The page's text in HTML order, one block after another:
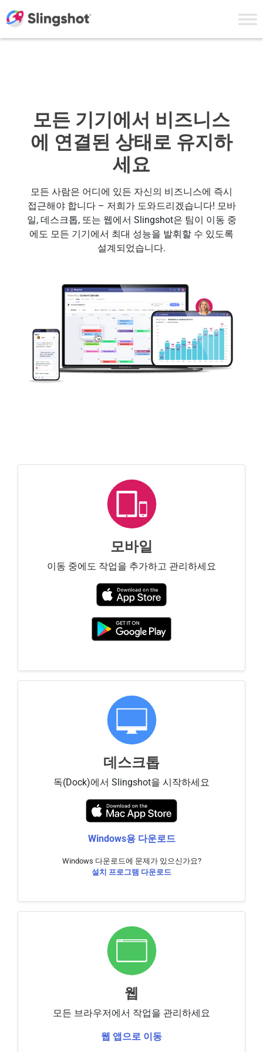
모든 기기에서 비즈니스
에 연결된 상태로 유지하
세요
모든 사람은 어디에 있든 자신의 비즈니스에 즉시
접근해야 합니다 – 저희가 도와드리겠습니다! 모바
일, 데스크톱, 또는 웹에서 Slingshot은 팀이 이동 중
에도 모든 기기에서 최대 성능을 발휘할 수 있도록
설계되었습니다.
모바일
이동 중에도 작업을 추가하고 관리하세요
데스크톱
독(Dock)에서 Slingshot을 시작하세요
Windows용 다운로드
Windows 다운로드에 문제가 있으신가요?
설치 프로그램 다운로드
웹
모든 브라우저에서 작업을 관리하세요
웹 앱으로 이동